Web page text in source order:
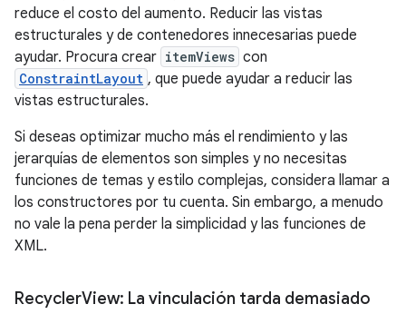
reduce el costo del aumento. Reducir las vistas
estructurales y de contenedores innecesarias puede
ayudar. Procura crear itemViews con
ConstraintLayout , que puede ayudar a reducir las
vistas estructurales.
Si deseas optimizar mucho más el rendimiento y las
jerarquías de elementos son simples y no necesitas
funciones de temas y estilo complejas, considera llamar a
los constructores por tu cuenta. Sin embargo, a menudo
no vale la pena perder la simplicidad y las funciones de
XML.
RecyclerView: La vinculación tarda demasiado